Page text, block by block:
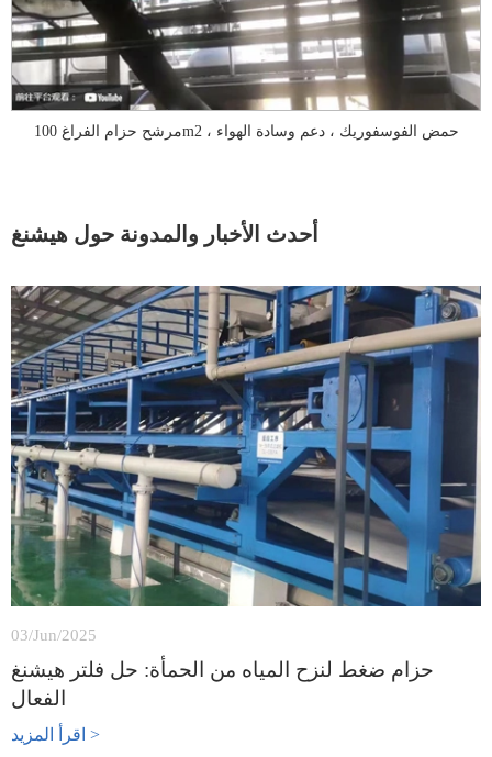
مرشح حزام الفراغ 100m2 ، حمض الفوسفوريك ، دعم وسادة الهواء
أحدث الأخبار والمدونة حول هيشنغ
03/Jun/2025
حزام ضغط لنزح المياه من الحمأة: حل فلتر هيشنغ
الفعال
اقرأ المزيد >